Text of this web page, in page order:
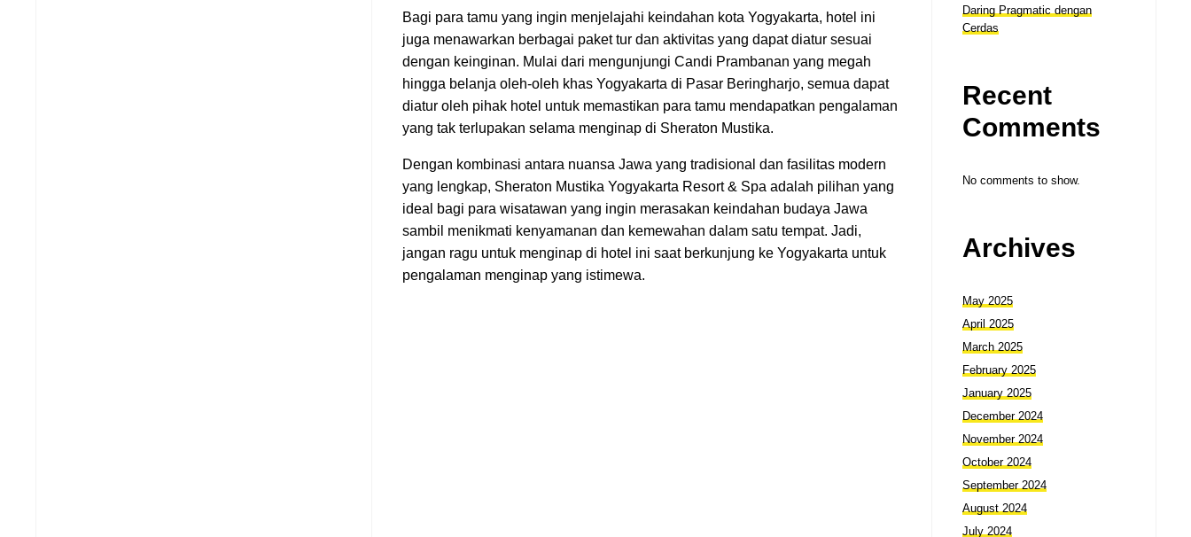
Bagi para tamu yang ingin menjelajahi keindahan kota Yogyakarta, hotel ini
juga menawarkan berbagai paket tur dan aktivitas yang dapat diatur sesuai
dengan keinginan. Mulai dari mengunjungi Candi Prambanan yang megah
hingga belanja oleh-oleh khas Yogyakarta di Pasar Beringharjo, semua dapat
diatur oleh pihak hotel untuk memastikan para tamu mendapatkan pengalaman
yang tak terlupakan selama menginap di Sheraton Mustika.
Dengan kombinasi antara nuansa Jawa yang tradisional dan fasilitas modern
yang lengkap, Sheraton Mustika Yogyakarta Resort & Spa adalah pilihan yang
ideal bagi para wisatawan yang ingin merasakan keindahan budaya Jawa
sambil menikmati kenyamanan dan kemewahan dalam satu tempat. Jadi,
jangan ragu untuk menginap di hotel ini saat berkunjung ke Yogyakarta untuk
pengalaman menginap yang istimewa.
Daring Pragmatic dengan
Cerdas
Recent
Comments
No comments to show.
Archives
May 2025
April 2025
March 2025
February 2025
January 2025
December 2024
November 2024
October 2024
September 2024
August 2024
July 2024